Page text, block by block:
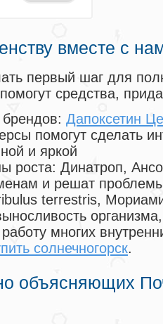
вместе с
первый шаг для
средства,
Дапоксетин
помогут сделать
и яркой
роста: Динатроп,
и решат
terrestris,
многих
солнечногорск.
объясняющих